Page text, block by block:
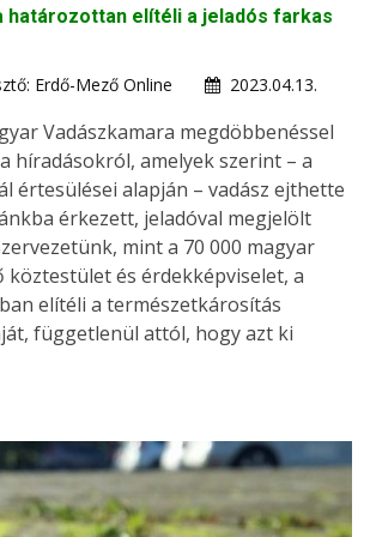
határozottan elítéli a jeladós farkas
Erdő-Mező Online
2023.04.13.
Vadászkamara megdöbbenéssel
híradásokról, amelyek szerint – a
értesülései alapján – vadász ejthette
érkezett, jeladóval megjelölt
mint a 70 000 magyar
és érdekképviselet, a
elítéli a természetkárosítás
függetlenül attól, hogy azt ki